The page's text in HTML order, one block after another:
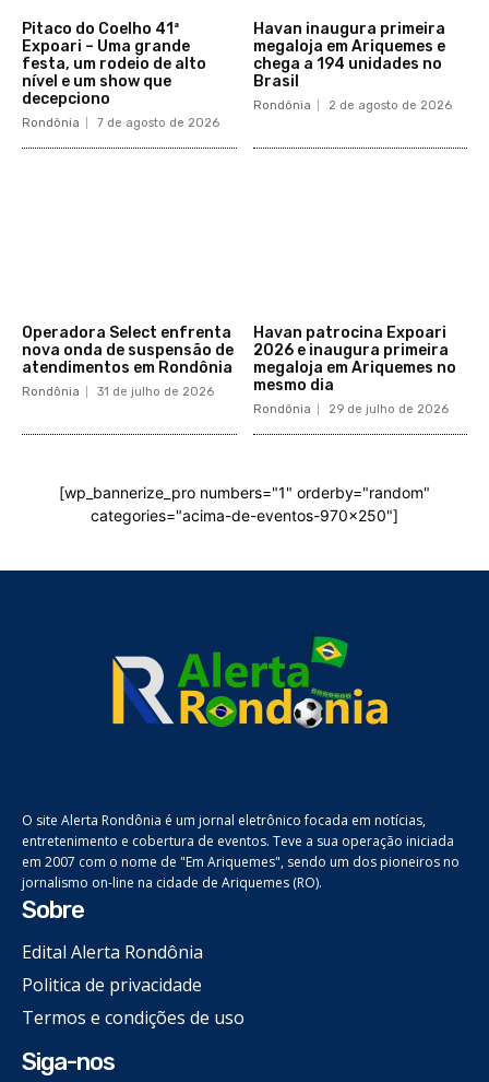
Pitaco do Coelho 41ª
Expoari – Uma grande
festa, um rodeio de alto
nível e um show que
decepciono
Rondônia 7 de agosto de 2026
Havan inaugura primeira
megaloja em Ariquemes e
chega a 194 unidades no
Brasil
Rondônia 2 de agosto de 2026
Operadora Select enfrenta
nova onda de suspensão de
atendimentos em Rondônia
Rondônia 31 de julho de 2026
Havan patrocina Expoari
2026 e inaugura primeira
megaloja em Ariquemes no
mesmo dia
Rondônia 29 de julho de 2026
[wp_bannerize_pro numbers="1" orderby="random"
categories="acima-de-eventos-970x250"]
O site Alerta Rondônia é um jornal eletrônico focada em notícias,
entretenimento e cobertura de eventos. Teve a sua operação iniciada
em 2007 com o nome de "Em Ariquemes", sendo um dos pioneiros no
jornalismo on-line na cidade de Ariquemes (RO).
Sobre
Edital Alerta Rondônia
Politica de privacidade
Termos e condições de uso
Siga-nos